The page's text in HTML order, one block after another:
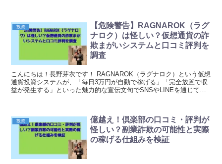
投資
【危険警告】RAGNAROK（ラグ
ナロク）は怪しい？仮想通貨の詐
欺まがいシステムと口コミ評判を
調査
こんにちは！長野芽衣です！ RAGNAROK（ラグナロク）という仮想
通貨投資システムが、「毎日3万円が自動で稼げる」「完全放置で収
益が発生する」といった魅力的な宣伝文句でSNSやLINEを通じて広
投資
億越え！倶楽部の口コミ・評判が
怪しい？副業詐欺の可能性と実際
の稼げる仕組みを検証